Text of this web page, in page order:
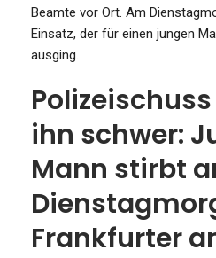
Beamte vor Ort. Am
Einsatz, der für einen jungen
ausging.
ihn schwer:
Mann stirbt
Frankfurter